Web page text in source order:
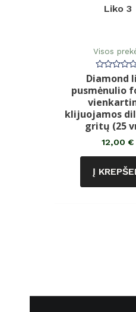
Liko 3
Visos
0
iš
5
Diamond
pusmėnulio
klijuojamos
gritų (25
12,00 €
Į